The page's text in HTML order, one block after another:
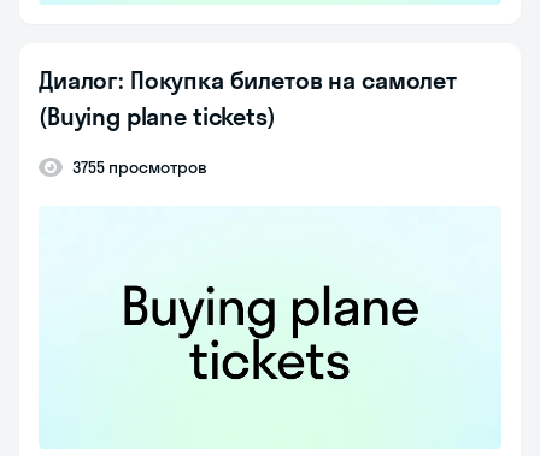
Диалог: Покупка билетов на самолет
(Buying plane tickets)
3755 просмотров